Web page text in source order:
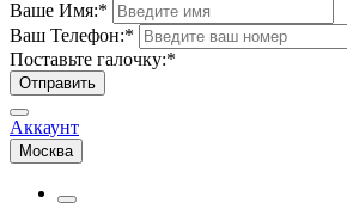
Ваше Имя:*
Ваш Телефон:*
Поставьте галочку:*
Отправить
Аккаунт
Москва